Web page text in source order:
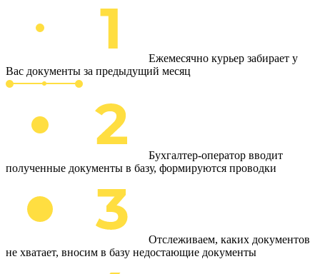
Ежемесячно курьер забирает у
Вас документы за предыдущий месяц
Бухгалтер-оператор вводит
полученные документы в базу, формируются проводки
Отслеживаем, каких документов
не хватает, вносим в базу недостающие документы